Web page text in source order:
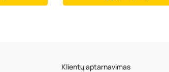
Klientų aptarnavimas